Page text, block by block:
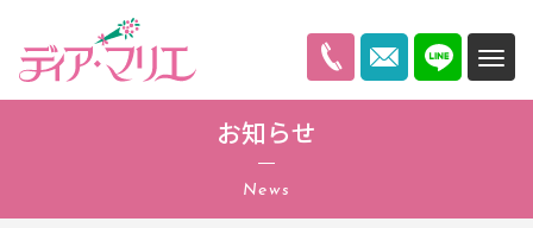
ディアマリエ
お知らせ
News